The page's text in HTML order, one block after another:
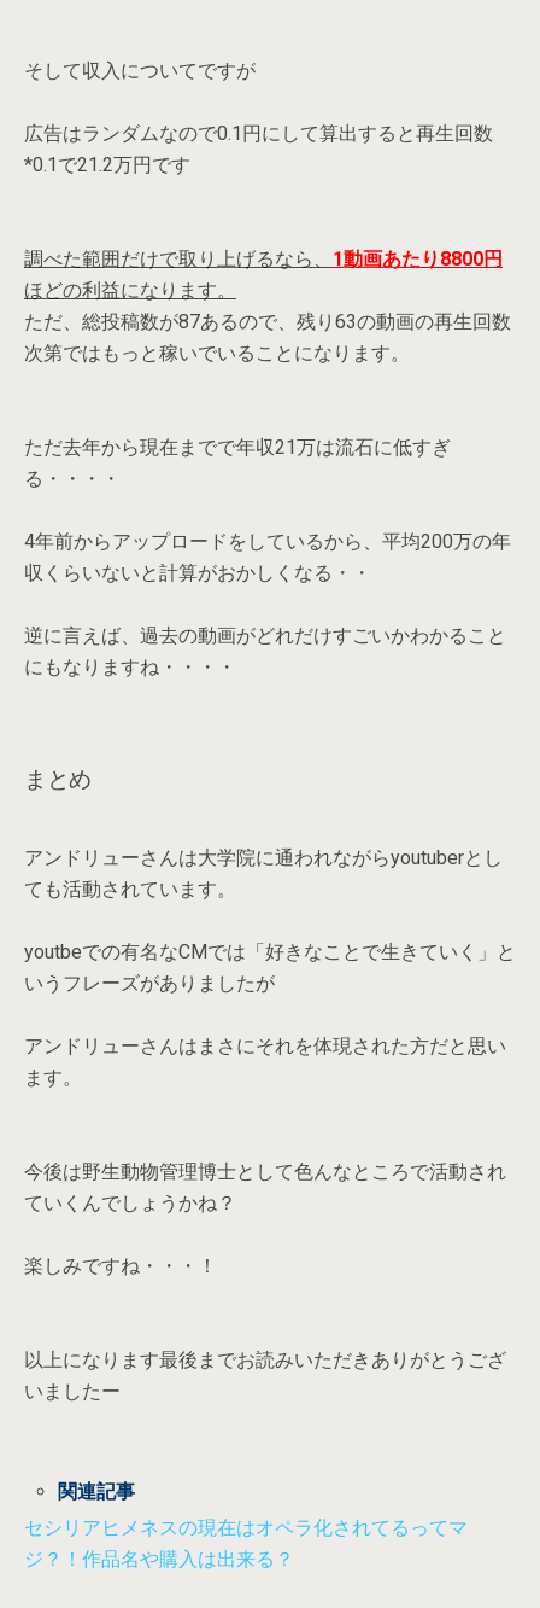
そして収入についてですが
広告はランダムなので0.1円にして算出すると再生回数
*0.1で21.2万円です
調べた範囲だけで取り上げるなら、 1動画あたり8800円
ほどの利益になります。
ただ、総投稿数が87あるので、残り63の動画の再生回数
次第ではもっと稼いでいることになります。
ただ去年から現在までで年収21万は流石に低すぎ
る・・・・
4年前からアップロードをしているから、平均200万の年
収くらいないと計算がおかしくなる・・
逆に言えば、過去の動画がどれだけすごいかわかること
にもなりますね・・・・
まとめ
アンドリューさんは大学院に通われながらyoutuberとし
ても活動されています。
youtbeでの有名なCMでは「好きなことで生きていく」と
いうフレーズがありましたが
アンドリューさんはまさにそれを体現された方だと思い
ます。
今後は野生動物管理博士として色んなところで活動され
ていくんでしょうかね？
楽しみですね・・・！
以上になります最後までお読みいただきありがとうござ
いましたー
関連記事
セシリアヒメネスの現在はオペラ化されてるってマ
ジ？！作品名や購入は出来る？